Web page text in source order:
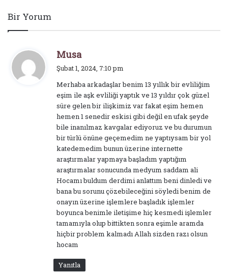
Bir Yorum
Musa
i
k
i
:
Şubat 1, 2024, 7:10 pm
Merhaba arkadaşlar benim 13 yıllık bir evliliğim
eşim ile aşk evliliği yaptık ve 13 yıldır çok güzel
süre gelen bir ilişkimiz var fakat eşim hemen
hemen 1 senedir eskisi gibi değil en ufak şeyde
bile inanılmaz kavgalar ediyoruz ve bu durumun
bir türlü önüne geçemedim ne yaptıysam bir yol
katedemedim bunun üzerine internette
araştırmalar yapmaya başladım yaptığım
araştırmalar sonucunda medyum saddam ali
Hocamı buldum derdimi anlattım beni dinledi ve
bana bu sorunu çözebileceğini söyledi benim de
onayın üzerine işlemlere başladık işlemler
boyunca benimle iletişime hiç kesmedi işlemler
tamamıyla olup bittikten sonra eşimle aramda
hiçbir problem kalmadı Allah sizden razı olsun
hocam
Yanıtla